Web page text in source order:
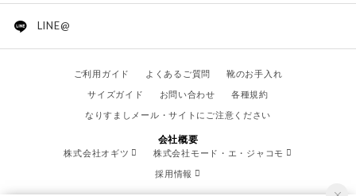
LINE@
ご利用ガイド よくあるご質問
靴のお手入れ
サイズガイド
お問い合わせ
各種規約
なりすましメール・サイトにご注意ください
会社概要
株式会社オギツ
株式会社モード・エ・ジャコモ
採用情報